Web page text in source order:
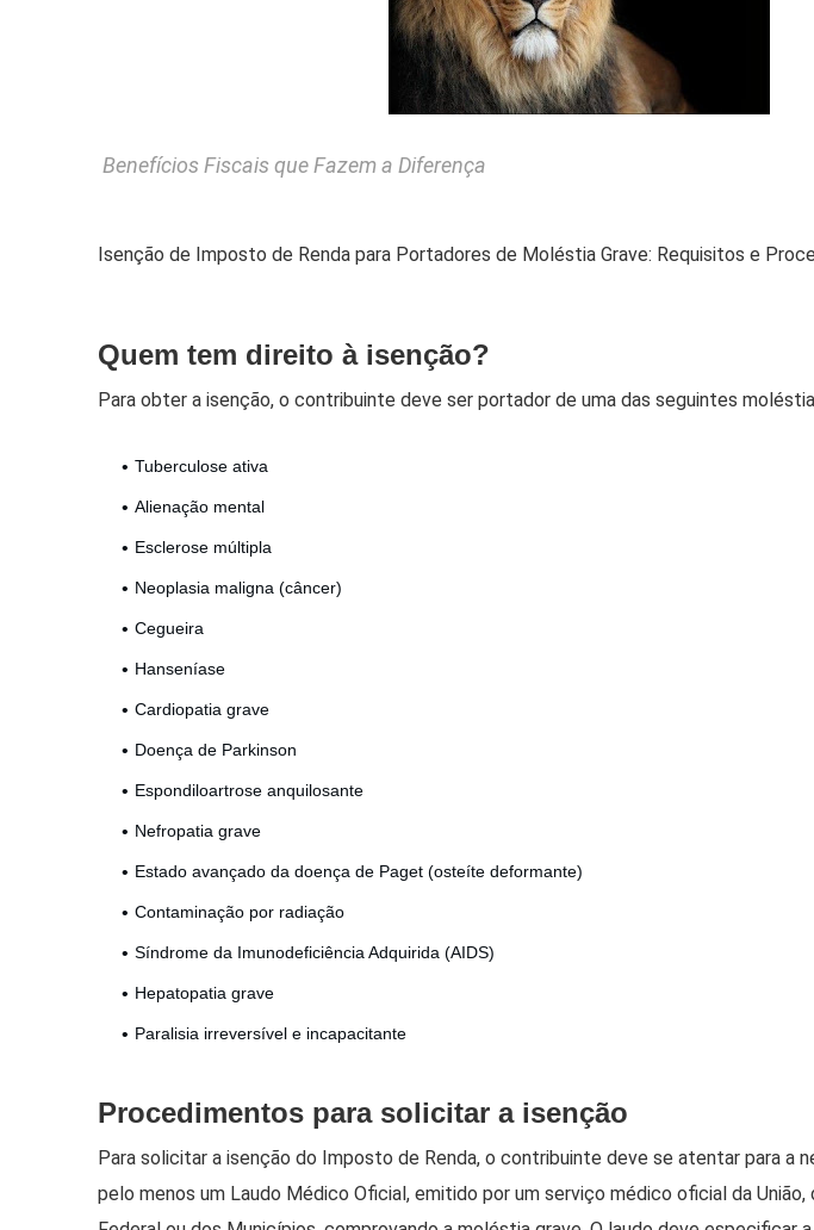
Benefícios Fiscais que Fazem a Diferença
Isenção de Imposto de Renda para Portadores de Moléstia Grave: Requisitos e
Quem tem direito à isenção?
Para obter a isenção, o contribuinte deve ser portador de uma das seguintes
Tuberculose ativa
Alienação mental
Esclerose múltipla
Neoplasia maligna (câncer)
Cegueira
Hanseníase
Cardiopatia grave
Doença de Parkinson
Espondiloartrose anquilosante
Nefropatia grave
Estado avançado da doença de Paget (osteíte deformante)
Contaminação por radiação
Síndrome da Imunodeficiência Adquirida (AIDS)
Hepatopatia grave
Paralisia irreversível e incapacitante
Procedimentos para solicitar a isenção
Para solicitar a isenção do Imposto de Renda, o contribuinte deve se atentar para a
pelo menos um Laudo Médico Oficial, emitido por um serviço médico oficial da